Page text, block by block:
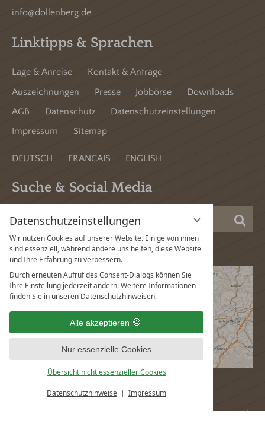
Datenschutzeinstellungen
Wir nutzen Cookies auf unserer Website. Einige von ihnen
sind essenziell, während andere uns helfen, diese Website
und Ihre Erfahrung zu verbessern.
Durch erneuten Aufruf des Consent-Dialogs können Sie
Ihre Einstellung jederzeit ändern. Weitere Informationen
finden Sie in unseren Datenschutzhinweisen.
Alle akzeptieren
Nur essenzielle Cookies
Übersicht nicht essenzieller Cookies
Datenschutzhinweise Impressum
info@dollenberg.de
Linktipps & Sprachen
Lage & Anreise
Kontakt & Anfrage
Auszeichnungen
Presse Jobbörse
Downloads
AGB
Datenschutz
Datenschutzeinstellungen
Impressum
Sitemap
DEUTSCH FRANCAIS ENGLISH
Suche & Social Media